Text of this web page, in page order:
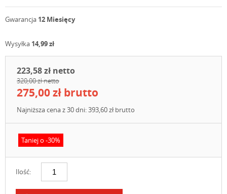
Gwarancja 12 Miesięcy
Wysyłka 14,99 zł
223,58 zł netto
320,00 zł netto
275,00 zł brutto
Najniższa cena z 30 dni: 393,60 zł brutto
Taniej o -30%
Ilość: